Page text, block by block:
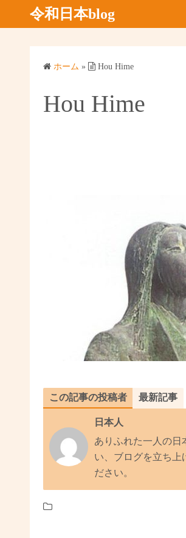
令和日本blog
ホーム » Hou Hime
Hou Hime
この記事の投稿者 最新記事
日本人
ありふれた一人の日
い、ブログを立ち上
ださい。